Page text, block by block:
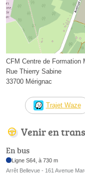
CFM Centre de Formation
Rue Thierry Sabine
33700 Mérignac
Trajet Waze
Venir en
En bus
Ligne S64, à 730 m
Arrêt Bellevue - 161 Avenue